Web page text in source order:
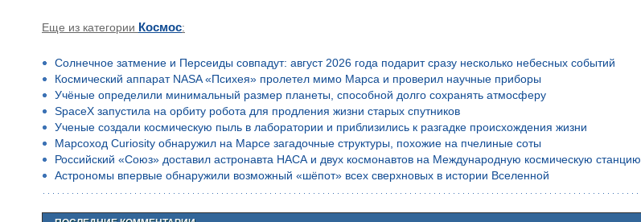
Еще из категории Космос:
Солнечное затмение и Персеиды совпадут: август 2026 года подарит сразу несколько небесных событий
Космический аппарат NASA «Психея» пролетел мимо Марса и проверил научные приборы
Учёные определили минимальный размер планеты, способной долго сохранять атмосферу
SpaceX запустила на орбиту робота для продления жизни старых спутников
Ученые создали космическую пыль в лаборатории и приблизились к разгадке происхождения жизни
Марсоход Curiosity обнаружил на Марсе загадочные структуры, похожие на пчелиные соты
Российский «Союз» доставил астронавта НАСА и двух космонавтов на Международную космическую станцию
Астрономы впервые обнаружили возможный «шёпот» всех сверхновых в истории Вселенной